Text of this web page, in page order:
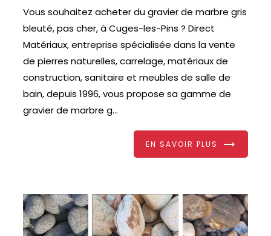
Vous souhaitez acheter du gravier de marbre gris
bleuté, pas cher, à Cuges-les-Pins ? Direct
Matériaux, entreprise spécialisée dans la vente
de pierres naturelles, carrelage, matériaux de
construction, sanitaire et meubles de salle de
bain, depuis 1996, vous propose sa gamme de
gravier de marbre g...
EN SAVOIR PLUS